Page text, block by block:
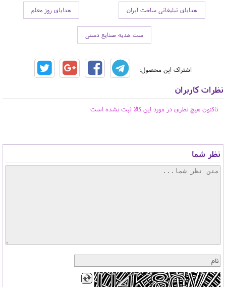
هدایای تبلیغاتی ساخت ایران هدایای روز معلم
ست هدیه صنایع دستی
اشتراک این محصول:
نظرات کاربران
تاکنون هیچ نظری در مورد این کالا ثبت نشده است
نظر شما